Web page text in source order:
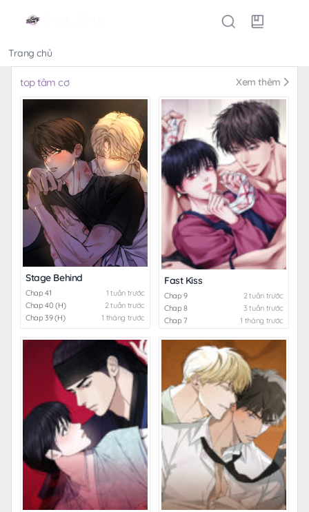
Trang chủ
top tâm cơ Xem thêm
Stage Behind
Chap 41
1 tuần trước
Chap 40 (H)
2 tuần trước
Chap 39 (H)
1 tháng trước
Fast Kiss
Chap 9
2 tuần trước
Chap 8
3 tuần trước
Chap 7
1 tháng trước